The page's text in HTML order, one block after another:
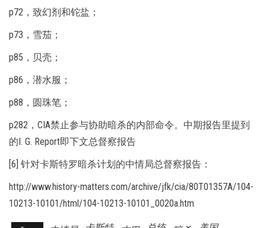
p72，致幻剂和铊盐；
p73，雪茄；
p85，贝壳；
p86，潜水服；
p88，圆珠笔；
p282，CIA禁止参与协助暗杀的内部命令。中期报告里提到
的I. G. Report即下文总督察报告
[6] 针对卡斯特罗暗杀计划的中情局总督察报告：
http://www.history-matters.com/archive/jfk/cia/80T01357A/104-
10213-10101/html/104-10213-10101_0020a.htm